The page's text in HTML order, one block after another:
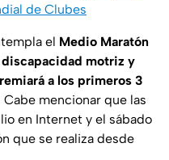
de Clubes
el Medio Maratón
discapacidad motriz y
a los primeros 3
Cabe mencionar que las
en Internet y el sábado
que se realiza desde